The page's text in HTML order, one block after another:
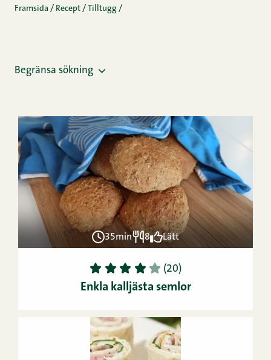
Framsida / Recept / Tilltugg /
Begränsa sökning
35min 8 Lätt
1 2 3 4 5 (20)
Enkla kalljästa semlor